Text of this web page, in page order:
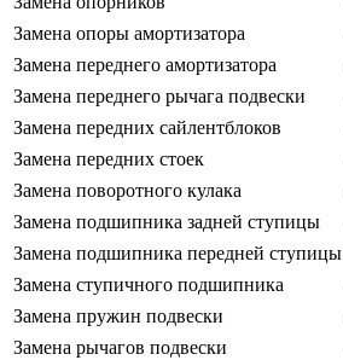
Замена опоры амортизатора
Замена переднего амортизатора
Замена переднего рычага подвески
Замена передних сайлентблоков
Замена передних стоек
Замена поворотного кулака
Замена подшипника задней ступицы
Замена подшипника передней ступицы
Замена ступичного подшипника
Замена пружин подвески
Замена рычагов подвески